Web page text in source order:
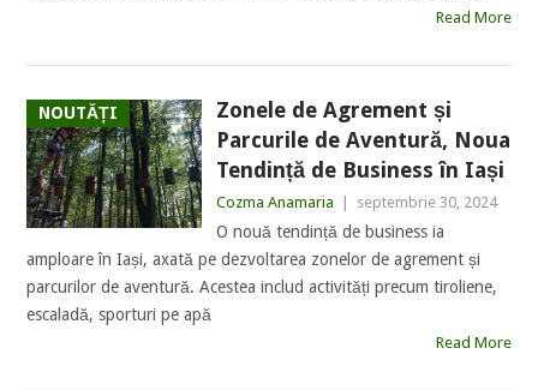
Read More
NOUTĂȚI
Zonele de Agrement și
Parcurile de Aventură, Noua
Tendință de Business în Iași
Cozma Anamaria septembrie 30, 2024
O nouă tendință de business ia
amploare în Iași, axată pe dezvoltarea zonelor de agrement și
parcurilor de aventură. Acestea includ activități precum tiroliene,
escaladă, sporturi pe apă
Read More